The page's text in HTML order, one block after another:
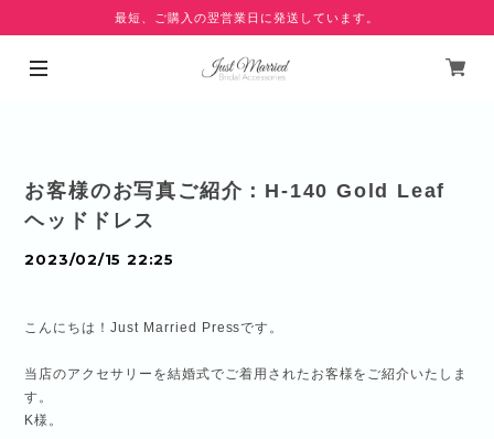
最短、ご購入の翌営業日に発送しています。
お客様のお写真ご紹介：H-140 Gold Leaf
ヘッドドレス
2023/02/15 22:25
こんにちは！Just Married Pressです。
当店のアクセサリーを結婚式でご着用されたお客様をご紹介いたしま
す。
K様。